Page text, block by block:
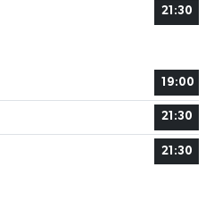
21:30
19:00
21:30
21:30